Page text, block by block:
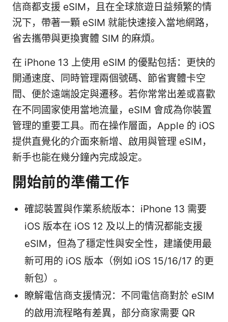
信商都支援 eSIM，且在全球旅遊日益頻繁的情
況下，帶著一顆 eSIM 就能快速接入當地網路，
省去攜帶與更換實體 SIM 的麻煩。
在 iPhone 13 上使用 eSIM 的優點包括：更快的
開通速度、同時管理兩個號碼、節省實體卡空
間、便於遠端設定與遷移。若你常常出差或喜歡
在不同國家使用當地流量，eSIM 會成為你裝置
管理的重要工具。而在操作層面，Apple 的 iOS
提供直覺化的介面來新增、啟用與管理 eSIM，
新手也能在幾分鐘內完成設定。
開始前的準備工作
確認裝置與作業系統版本：iPhone 13 需要
iOS 版本在 iOS 12 及以上的情況都能支援
eSIM，但為了穩定性與安全性，建議使用最
新可用的 iOS 版本（例如 iOS 15/16/17 的更
新包）。
瞭解電信商支援情況：不同電信商對於 eSIM
的啟用流程略有差異，部分商家需要 QR